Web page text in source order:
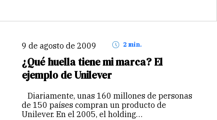
9 de agosto de 2009 2 min.
¿Qué huella tiene mi marca? El
ejemplo de Unilever
Diariamente, unas 160 millones de personas
de 150 países compran un producto de
Unilever. En el 2005, el holding…